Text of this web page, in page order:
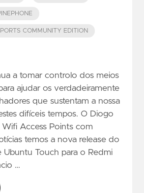
COMMUNITY EDITION
a tomar controlo dos meios
ajudar os verdadeiramente
que sustentam a nossa
difíceis tempos. O Diogo
Access Points com
temos a nova release do
Ubuntu Touch para o Redmi
…